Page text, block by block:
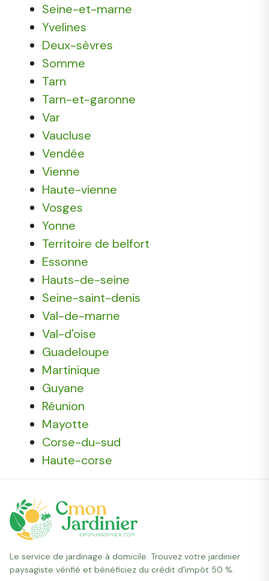
Seine-et-marne
Yvelines
Deux-sèvres
Somme
Tarn
Tarn-et-garonne
Var
Vaucluse
Vendée
Vienne
Haute-vienne
Vosges
Yonne
Territoire de belfort
Essonne
Hauts-de-seine
Seine-saint-denis
Val-de-marne
Val-d'oise
Guadeloupe
Martinique
Guyane
Réunion
Mayotte
Corse-du-sud
Haute-corse
Le service de jardinage à domicile. Trouvez votre jardinier
paysagiste vérifié et bénéficiez du crédit d'impôt 50 %.